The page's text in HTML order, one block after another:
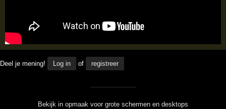
Deel je mening! Log in of registreer
Bekijk in opmaak voor grote schermen en desktops